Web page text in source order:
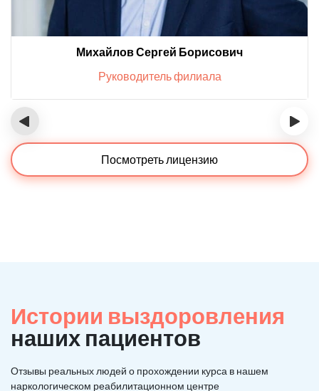
Михайлов Сергей Борисович
Руководитель филиала
‹ ›
Посмотреть лицензию
Истории выздоровления
наших пациентов
Отзывы реальных людей о прохождении курса в нашем
наркологическом реабилитационном центре